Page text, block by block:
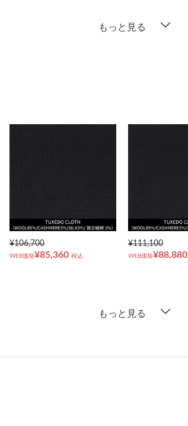
もっと見る
¥106,700
WEB価格¥85,360 税込
¥111,100
WEB価格¥88,880
もっと見る